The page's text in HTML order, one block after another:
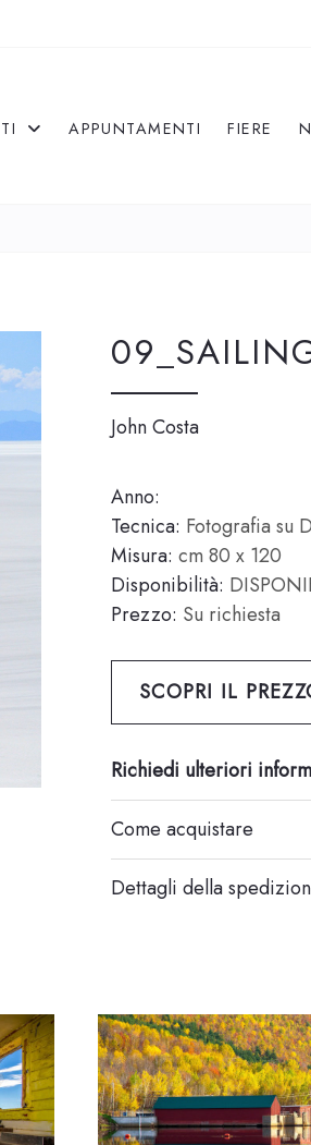
APPUNTAMENTI FIERE
John Costa
Anno:
Tecnica: Fotografia su
Misura: cm 80 x 120
Disponibilità:
Prezzo: Su richiesta
SCOPRI IL
Richiedi ulteriori
Come acquistare
Dettagli della